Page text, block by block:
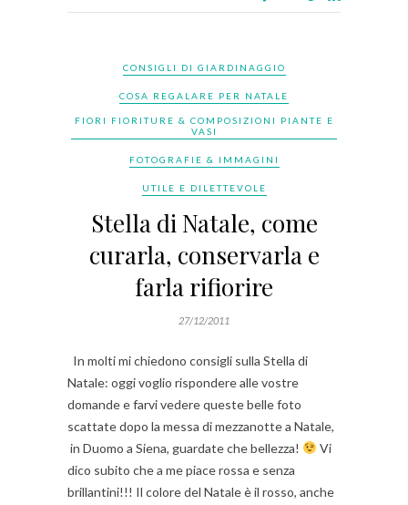
CONSIGLI DI GIARDINAGGIO
COSA REGALARE PER NATALE
FIORI FIORITURE & COMPOSIZIONI PIANTE E
VASI
FOTOGRAFIE & IMMAGINI
UTILE E DILETTEVOLE
Stella di Natale, come
curarla, conservarla e
farla rifiorire
27/12/2011
In molti mi chiedono consigli sulla Stella di
Natale: oggi voglio rispondere alle vostre
domande e farvi vedere queste belle foto
scattate dopo la messa di mezzanotte a Natale,
in Duomo a Siena, guardate che bellezza!
Vi
dico subito che a me piace rossa e senza
brillantini!!! Il colore del Natale è il rosso, anche